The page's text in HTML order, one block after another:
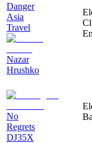
Danger
Asia
Travel
Nazar
Hrushko
No
Regrets
DJ35X